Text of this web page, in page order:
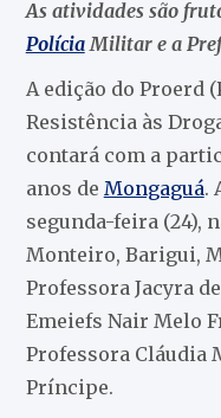
As atividades são
PolíciaMilitar e a
A edição do Proerd
Resistência às
contará com a
anos de Mongaguá.
segunda-feira (24),
Monteiro, Barigui,
Professora Jacyra
Emeiefs Nair Melo
Professora Cláudia
Príncipe.